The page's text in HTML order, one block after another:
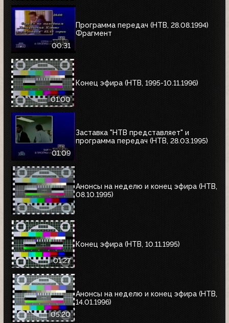
00:31
Программа передач (НТВ, 28.08.1994)
Фрагмент
01:00
Конец эфира (НТВ, 1995-10.11.1996)
01:09
Заставка "НТВ представляет" и
программа передач (НТВ, 28.03.1995)
Анонсы на неделю и конец эфира (НТВ,
08.10.1995)
01:27
Конец эфира (НТВ, 10.11.1995)
05:20
Анонсы на неделю и конец эфира (НТВ,
14.01.1996)